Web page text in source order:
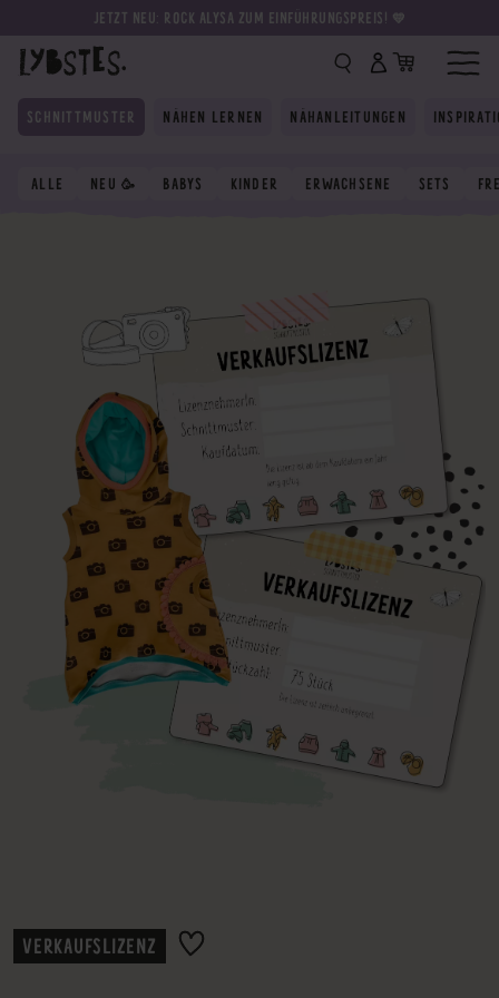
JETZT NEU: ROCK ALYSA ZUM EINFÜHRUNGSPREIS! 💛
SCHNITTMUSTER
ALLE NEU 🥳 BABYS KINDER ERWACHSENE SETS
NÄHEN LERNEN NÄHANLEITUNGEN
VERKAUFSLIZENZ